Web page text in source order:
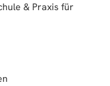
& Praxis für